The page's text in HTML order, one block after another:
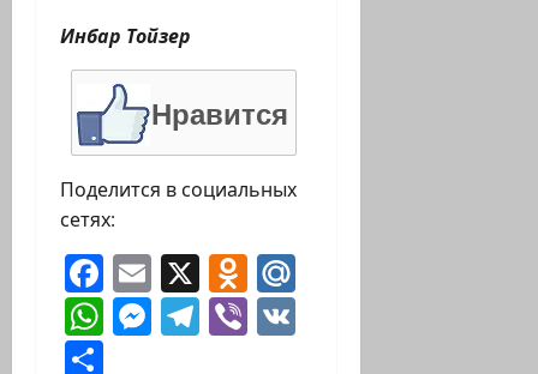
Инбар Тойзер
Нравится
Поделится в социальных
сетях:
Facebook
Email
X Odnoklassniki
WhatsApp
Messenger
Telegram
Viber